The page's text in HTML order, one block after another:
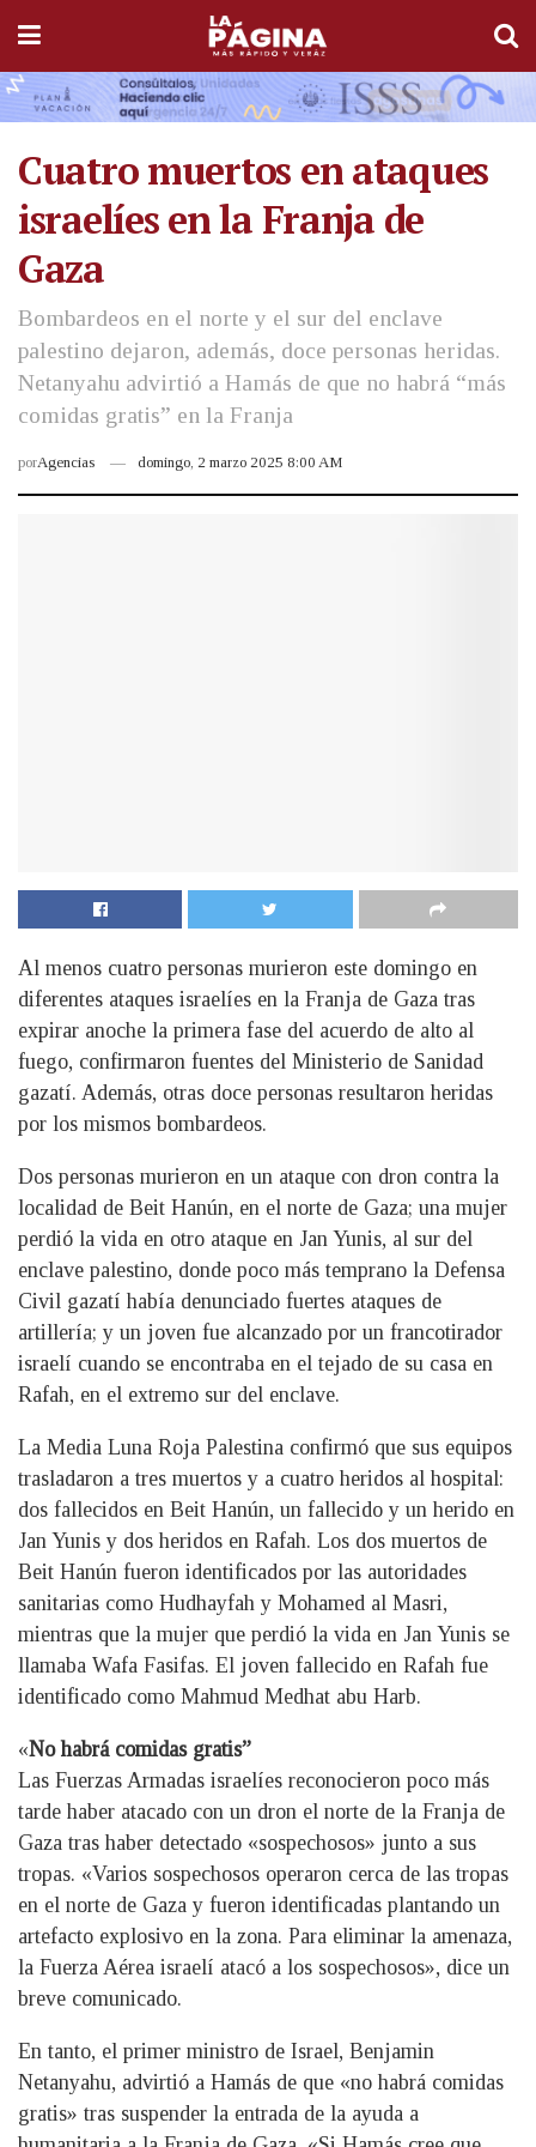
Cuatro muertos en ataques
israelíes en la Franja de
Gaza
Bombardeos en el norte y el sur del enclave
palestino dejaron, además, doce personas heridas.
Netanyahu advirtió a Hamás de que no habrá “más
comidas gratis” en la Franja
porAgencias domingo, 2 marzo 2025 8:00 AM
Al menos cuatro personas murieron este domingo en
diferentes ataques israelíes en la Franja de Gaza tras
expirar anoche la primera fase del acuerdo de alto al
fuego, confirmaron fuentes del Ministerio de Sanidad
gazatí. Además, otras doce personas resultaron heridas
por los mismos bombardeos.
Dos personas murieron en un ataque con dron contra la
localidad de Beit Hanún, en el norte de Gaza; una mujer
perdió la vida en otro ataque en Jan Yunis, al sur del
enclave palestino, donde poco más temprano la Defensa
Civil gazatí había denunciado fuertes ataques de
artillería; y un joven fue alcanzado por un francotirador
israelí cuando se encontraba en el tejado de su casa en
Rafah, en el extremo sur del enclave.
La Media Luna Roja Palestina confirmó que sus equipos
trasladaron a tres muertos y a cuatro heridos al hospital:
dos fallecidos en Beit Hanún, un fallecido y un herido en
Jan Yunis y dos heridos en Rafah. Los dos muertos de
Beit Hanún fueron identificados por las autoridades
sanitarias como Hudhayfah y Mohamed al Masri,
mientras que la mujer que perdió la vida en Jan Yunis se
llamaba Wafa Fasifas. El joven fallecido en Rafah fue
identificado como Mahmud Medhat abu Harb.
«No habrá comidas gratis”
Las Fuerzas Armadas israelíes reconocieron poco más
tarde haber atacado con un dron el norte de la Franja de
Gaza tras haber detectado «sospechosos» junto a sus
tropas. «Varios sospechosos operaron cerca de las tropas
en el norte de Gaza y fueron identificadas plantando un
artefacto explosivo en la zona. Para eliminar la amenaza,
la Fuerza Aérea israelí atacó a los sospechosos», dice un
breve comunicado.
En tanto, el primer ministro de Israel, Benjamin
Netanyahu, advirtió a Hamás de que «no habrá comidas
gratis» tras suspender la entrada de la ayuda a